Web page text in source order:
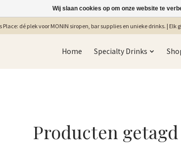
Place: dé plek voor MONIN siropen, bar supplies en unieke drinks. | Elk
Home Specialty Drinks
Producten
Wij slaan cookies op om onze website te